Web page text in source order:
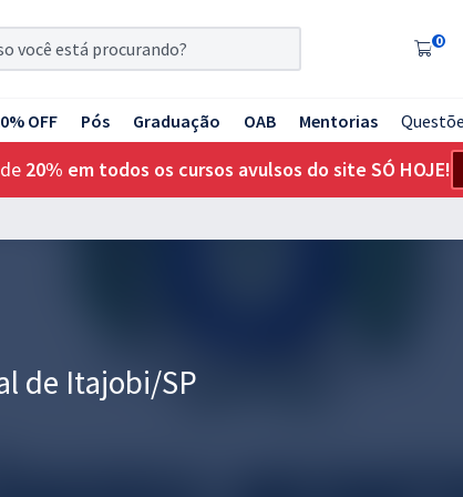
0
OFF Pós Graduação OAB Mentorias
20% em todos os cursos avulsos do site SÓ HOJE!
de Itajobi/SP